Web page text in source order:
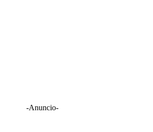
-Anuncio-